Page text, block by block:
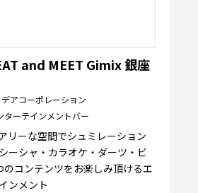
and MEET Gimix 銀座
アコーポレーション
ターテインメントバー
リーな空間でシュミレーション
ーシャ・カラオケ・ダーツ・ビ
のコンテンツをお楽しみ頂けるエ
ンメント